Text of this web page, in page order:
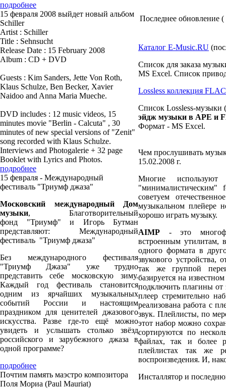
подробнее
15 февраля 2008 выйдет новый альбом
Schiller
Artist : Schiller
Title : Sehnsucht
Release Date : 15 February 2008
Album : CD + DVD
Guests : Kim Sanders, Jette Von Roth,
Klaus Schulze, Ben Becker, Xavier
Naidoo and Anna Maria Mueche.
DVD includes : 12 music videos, 15
minutes movie "Berlin - Calcuta" , 30
minutes of new special versions of "Zenit"
song recorded with Klaus Schulze.
Interviews and Photogalerie + 32 page
Booklet with Lyrics and Photos.
подробнее
15 февраля - Международный
фестиваль "Триумф джаза"
Московский международный Дом
музыки, Благотворительный
фонд "Триумф" и Игорь Бутман
представляют: Международный
фестиваль "Триумф джаза"
Без международного фестиваля
"Триумф Джаза" уже трудно
представить себе московскую зиму.
Каждый год фестиваль становится
одним из ярчайших музыкальных
событий России и настоящим
праздником для ценителей джазового
искусства. Разве где-то ещё можно
увидеть и услышать столько звёзд
российского и зарубежного джаза в
одной программе?
подробнее
Почтим память маэстро композитора
Поля Мориа (Paul Mauriat)
Последнее обновление (
Каталог E-Music.RU
Список для заказа
MS Excel. Список
Lossless коллекция
Список Lossless-музыки
эйдж музыки в APE и
Формат - MS Excel.
Чем прослушивать
15.02.2008 г.
Многие
советуем
музыкальном плейере
хорошо играть музыку.
AIMP - это
встроенным утилитам,
одного формата в
звукового устройства,
так же группой
базируется на
подключить плагины
плеер стремительно
реализована работа с
звук. Плейлисты, по
этот набор можно
сортируются по
файлах, так и более
плейлистах так же
воспроизведения. И,
Инсталлятор и